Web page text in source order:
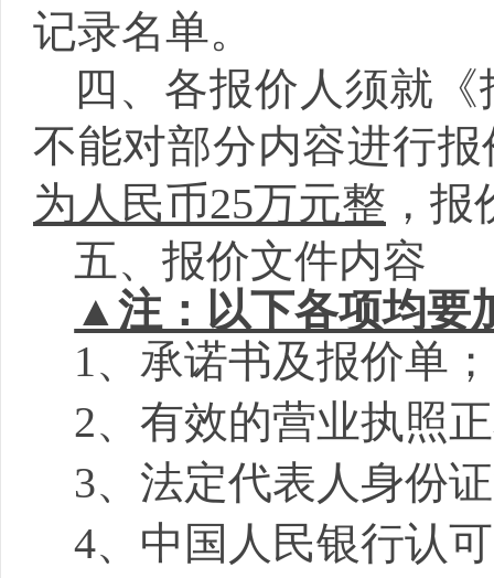
记录名单。
四、各报价人须就
不能对部分内容进行
为人民币25万元整 ，
五、报价文件内容
▲注：以下各项均要
1、承诺书及报价单；
2、有效的营业执照
3、法定代表人身份
4、中国人民银行认